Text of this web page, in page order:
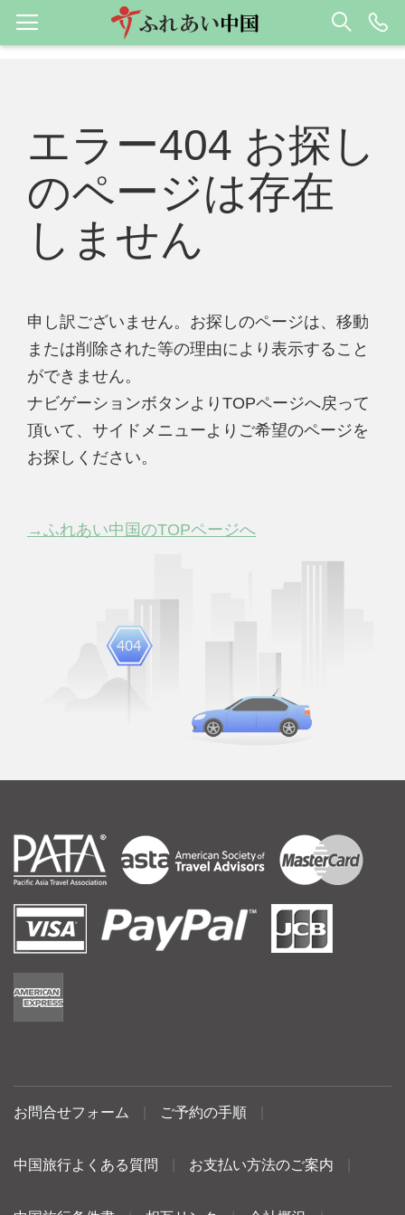
エラー404 お探し
のページは存在
しません
申し訳ございません。お探しのページは、移動
または削除された等の理由により表示すること
ができません。
ナビゲーションボタンよりTOPページへ戻って
頂いて、サイドメニューよりご希望のページを
お探しください。
→ふれあい中国のTOPページへ
お問合せフォーム ご予約の手順
中国旅行よくある質問 お支払い方法のご案内